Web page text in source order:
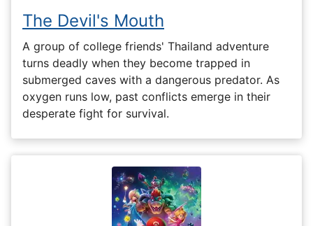
The Devil's Mouth
A group of college friends' Thailand adventure
turns deadly when they become trapped in
submerged caves with a dangerous predator. As
oxygen runs low, past conflicts emerge in their
desperate fight for survival.